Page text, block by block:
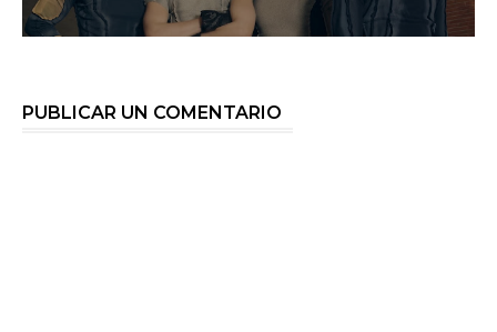
PUBLICAR UN COMENTARIO